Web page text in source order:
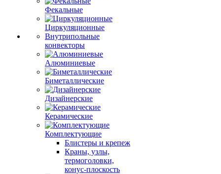
Фекальные
Циркуляционные
Внутрипольные
конвекторы
Алюминиевые
Биметаллические
Дизайнерские
Керамические
Комплектующие
Блистеры и крепеж
Краны, узлы,
термоголовки,
конус-плоскость